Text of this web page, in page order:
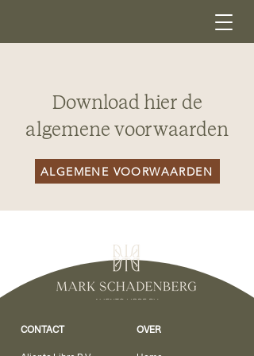
Download hier de
algemene voorwaarden
ALGEMENE VOORWAARDEN
CONTACT OVER